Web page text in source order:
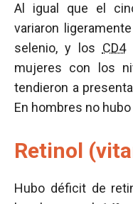
Al igual que el
variaron
selenio, y los CD4
mujeres con los
tendieron a
En hombres no
Retinol
Hubo déficit de